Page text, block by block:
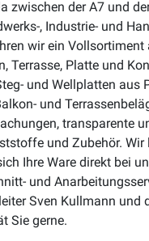
zwischen der A7 und
, Industrie- und
wir ein
Terrasse, Platte und
und Wellplatten aus
und
transparente
und Zubehör.
Ihre Ware direkt bei
und
Sven Kullmann und
Sie gerne.